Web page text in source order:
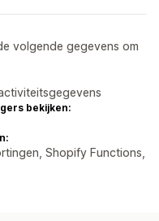
volgende gegevens om
bekijken:
Shopify Functions,